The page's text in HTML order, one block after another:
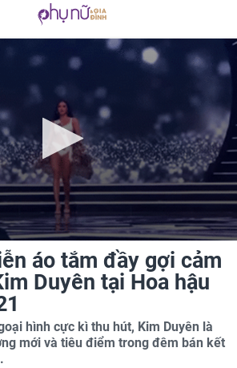
áo tắm đầy gợi cảm
Duyên tại Hoa hậu
hình cực kì thu hút, Kim Duyên là
mới và tiêu điểm trong đêm bán kết